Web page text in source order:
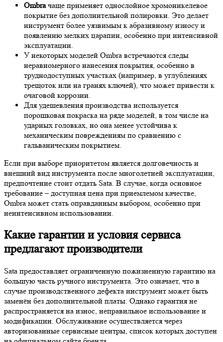
Ombraчаще применяет однослойное хромоникелевое
покрытие без дополнительной полировки. Это делает
инструмент более уязвимым к абразивному износу и
появлению мелких царапин, особенно при интенсивной
эксплуатации.
У некоторых моделей Ombra встречаются следы
неравномерного нанесения покрытия, особенно в
труднодоступных участках (например, в углублениях
трещоток или на гранях ключей), что может привести к
очаговой коррозии.
Для удешевления производства используется
порошковая покраска на ряде моделей, в том числе на
ударных головках, но она менее устойчива к
механическим повреждениям по сравнению с
гальваническим покрытием.
Если при выборе приоритетом является долговечность и
внешний вид инструмента после многолетней эксплуатации,
предпочтение стоит отдать Sata. В случае, когда основное
требование – доступная цена при приемлемом качестве,
Ombra может стать оправданным выбором, особенно при
неинтенсивном использовании.
Какие гарантии и условия сервиса
предлагают производители
Sata предоставляет ограниченную пожизненную гарантию на
большую часть ручного инструмента. Это означает, что в
случае производственного дефекта инструмент может быть
заменён без дополнительной платы. Однако гарантия не
распространяется на износ, неправильное использование и
модификации. Обслуживание осуществляется через
авторизованные сервисные центры, список которых доступен